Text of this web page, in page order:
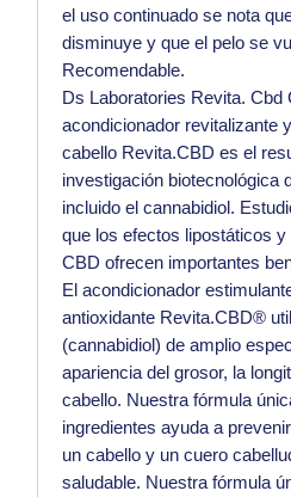
el uso continuado se nota
disminuye y que el pelo se
Recomendable.
Ds Laboratories Revita. Cbd
acondicionador revitalizante
cabello Revita.CBD es el
investigación biotecnológica
incluido el cannabidiol.
que los efectos lipostáticos
CBD ofrecen importantes
El acondicionador
antioxidante Revita.CBD®
(cannabidiol) de amplio
apariencia del grosor, la
cabello. Nuestra fórmula
ingredientes ayuda a
un cabello y un cuero
saludable. Nuestra fórmula